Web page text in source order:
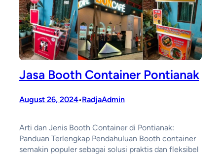
Jasa Booth Container Pontianak
August 26, 2024•RadjaAdmin
Arti dan Jenis Booth Container di Pontianak:
Panduan Terlengkap Pendahuluan Booth container
semakin populer sebagai solusi praktis dan fleksibel